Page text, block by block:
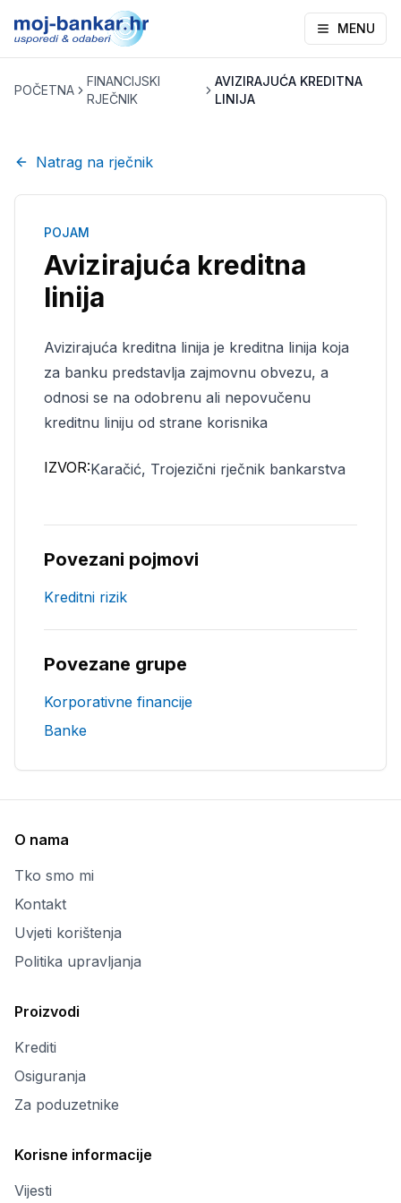
MENU
POČETNA
FINANCIJSKI
RJEČNIK
AVIZIRAJUĆA KREDITNA
LINIJA
Natrag na rječnik
POJAM
Avizirajuća kreditna
linija
Avizirajuća kreditna linija je kreditna linija koja
za banku predstavlja zajmovnu obvezu, a
odnosi se na odobrenu ali nepovučenu
kreditnu liniju od strane korisnika
IZVOR:Karačić, Trojezični rječnik bankarstva
Povezani pojmovi
Kreditni rizik
Povezane grupe
Korporativne financije
Banke
O nama
Tko smo mi
Kontakt
Uvjeti korištenja
Politika upravljanja
Proizvodi
Krediti
Osiguranja
Za poduzetnike
Korisne informacije
Vijesti